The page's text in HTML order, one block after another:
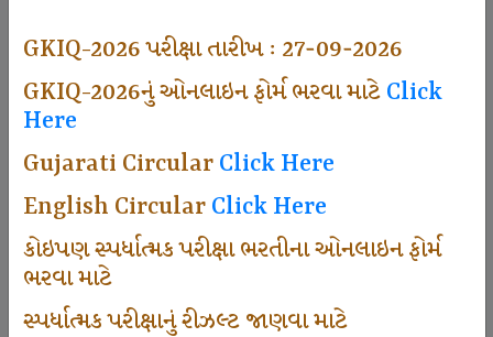
GKIQ-2026 પરીક્ષા તારીખ : 27-09-2026
GKIQ-2026નું ઓનલાઇન ફોર્મ ભરવા માટેClick
Here
Gujarati CircularClick Here
English CircularClick Here
કોઇપણ સ્પર્ધાત્મક પરીક્ષા ભરતીના ઓનલાઇન ફોર્મ
ભરવા માટે
સ્પર્ધાત્મક પરીક્ષાનું રીઝલ્ટ જાણવા માટે
494
665
Sarvottam Karkirdi Subscripton